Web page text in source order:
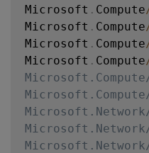
Microsoft . Compute
Microsoft . Compute
Microsoft . Compute
Microsoft . Compute